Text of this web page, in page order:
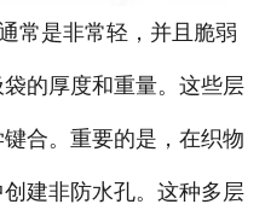
是非常轻，并且脆弱
的厚度和重量。这些层
合。重要的是，在织物
建非防水孔。这种多层